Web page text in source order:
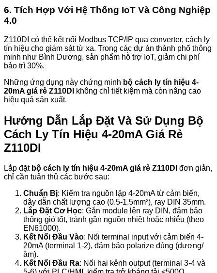
6. Tích Hợp Với Hệ Thống IoT Và Công Nghiệp
4.0
Z110DI có thể kết nối Modbus TCP/IP qua converter, cách ly
tín hiệu cho giám sát từ xa. Trong các dự án thành phố thông
minh như Bình Dương, sản phẩm hỗ trợ IoT, giảm chi phí
bảo trì 30%.
Những ứng dụng này chứng minh bộ cách ly tín hiệu 4-
20mA giá rẻ Z110DI
không chỉ tiết kiệm mà còn nâng cao
hiệu quả sản xuất.
Hướng Dẫn Lắp Đặt Và Sử Dụng Bộ
Cách Ly Tín Hiệu 4-20mA Giá Rẻ
Z110DI
Lắp đặt bộ cách ly tín hiệu 4-20mA giá rẻ Z110DI đơn giản,
chỉ cần tuân thủ các bước sau:
Chuẩn Bị: Kiểm tra nguồn lặp 4-20mA từ cảm biến,
dây dẫn chất lượng cao (0.5-1.5mm²), ray DIN 35mm.
Lắp Đặt Cơ Học: Gắn module lên ray DIN, đảm bảo
thông gió tốt, tránh gần nguồn nhiệt hoặc nhiễu (theo
EN61000).
Kết Nối Đầu Vào: Nối terminal input với cảm biến 4-
20mA (terminal 1-2), đảm bảo polarize đúng (dương/
âm).
Kết Nối Đầu Ra: Nối hai kênh output (terminal 3-4 và